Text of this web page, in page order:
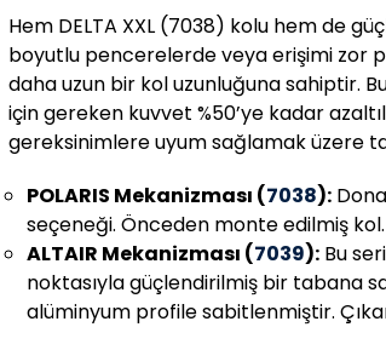
Hem DELTA XXL (7038) kolu hem de
boyutlu pencerelerde veya erişimi zor
daha uzun bir kol uzunluğuna sahiptir.
için gereken kuvvet %50’ye kadar
gereksinimlere uyum sağlamak üzere
POLARIS Mekanizması (7038):
seçeneği. Önceden monte edilmiş kol.
ALTAIR Mekanizması (7039): Bu
noktasıyla güçlendirilmiş bir tabana
alüminyum profile sabitlenmiştir.